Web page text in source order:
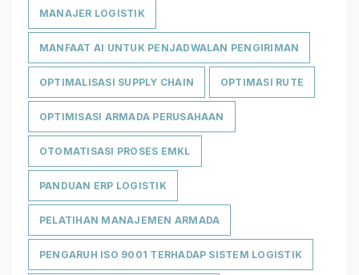
MANAJER LOGISTIK
MANFAAT AI UNTUK PENJADWALAN PENGIRIMAN
OPTIMALISASI SUPPLY CHAIN OPTIMASI RUTE
OPTIMISASI ARMADA PERUSAHAAN
OTOMATISASI PROSES EMKL
PANDUAN ERP LOGISTIK
PELATIHAN MANAJEMEN ARMADA
PENGARUH ISO 9001 TERHADAP SISTEM LOGISTIK